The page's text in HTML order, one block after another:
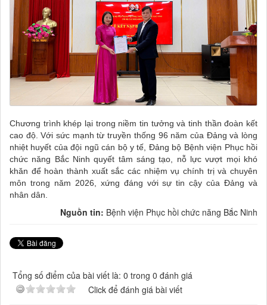
Chương trình khép lại trong niềm tin tưởng và tinh thần đoàn kết
cao độ. Với sức mạnh từ truyền thống 96 năm của Đảng và lòng
nhiệt huyết của đội ngũ cán bộ y tế, Đảng bộ Bệnh viện Phục hồi
chức năng Bắc Ninh quyết tâm sáng tạo, nỗ lực vượt mọi khó
khăn để hoàn thành xuất sắc các nhiệm vụ chính trị và chuyên
môn trong năm 2026, xứng đáng với sự tin cậy của Đảng và
nhân dân.
Nguồn tin: Bệnh viện Phục hồi chức năng Bắc Ninh
Tổng số điểm của bài viết là: 0 trong 0 đánh giá
Click để đánh giá bài viết